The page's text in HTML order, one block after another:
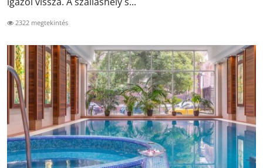
2322 megtekintés